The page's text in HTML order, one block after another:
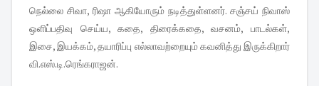
நெல்லை சிவா, ரிஷா ஆகியோரும் நடித்துள்ளனர். சஞ்சய் நிவாஸ்
ஒளிப்பதிவு செய்ய, கதை, திரைக்கதை, வசனம், பாடல்கள்,
இசை, இயக்கம், தயாரிப்பு எல்லாவற்றையும் கவனித்து இருக்கிறார்
வி.எஸ்.டி.ரெங்கராஜன்.